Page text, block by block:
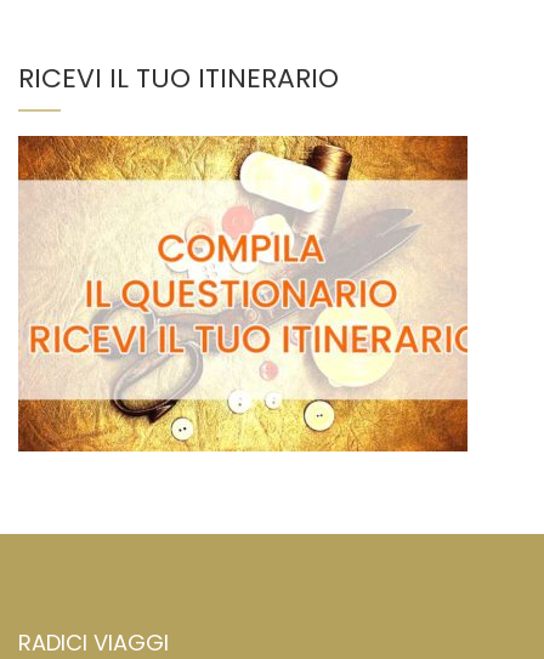
RICEVI IL TUO ITINERARIO
RADICI VIAGGI